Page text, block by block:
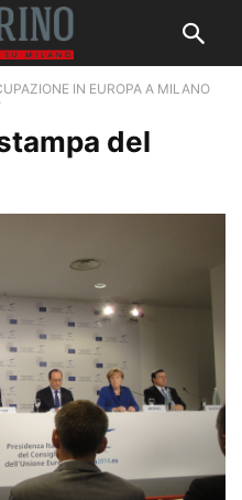
IN EUROPA A MILANO
del